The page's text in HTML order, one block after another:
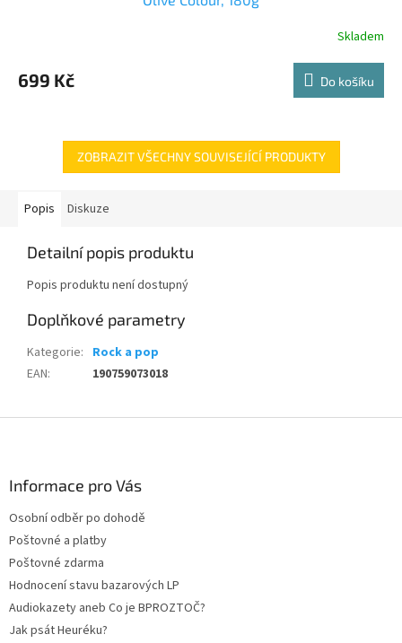
Skladem
699 Kč Do košíku
ZOBRAZIT VŠECHNY SOUVISEJÍCÍ PRODUKTY
Popis Diskuze
Detailní popis produktu
Popis produktu není dostupný
Doplňkové parametry
Kategorie: Rock a pop
EAN: 190759073018
Informace pro Vás
Osobní odběr po dohodě
Poštovné a platby
Poštovné zdarma
Hodnocení stavu bazarových LP
Audiokazety aneb Co je BPROZTOČ?
Jak psát Heuréku?